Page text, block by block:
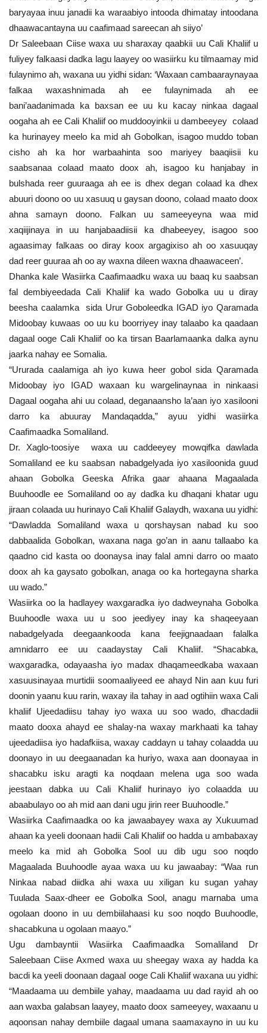
baryayaa inuu janadii ka waraabiyo intooda dhimatay intoodana
dhaawacantayna uu caafimaad sareecan ah siiyo’
Dr Saleebaan Ciise waxa uu sharaxay qaabkii uu Cali Khaliif u
fuliyey falkaasi dadka lagu laayey oo wasiirku ku tilmaamay mid
fulaynimo ah, waxana uu yidhi sidan: ‘Waxaan cambaaraynayaa
falkaa waxashnimada ah ee fulaynimada ah ee
bani’aadanimada ka baxsan ee uu ku kacay ninkaa dagaal
oogaha ah ee Cali Khaliif oo muddooyinkii u dambeeyey colaad
ka hurinayey meelo ka mid ah Gobolkan, isagoo muddo toban
cisho ah ka hor warbaahinta soo mariyey baaqiisii ku
saabsanaa colaad maato doox ah, isagoo ku hanjabay in
bulshada reer guuraaga ah ee is dhex degan colaad ka dhex
abuuri doono oo uu xasuuq u gaysan doono, colaad maato doox
ahna samayn doono. Falkan uu sameeyeyna waa mid
xaqiijinaya in uu hanjabaadiisii ka dhabeeyey, isagoo soo
agaasimay falkaas oo diray koox argagixiso ah oo xasuuqay
dad reer guuraa ah oo ay waxna dileen waxna dhaawaceen’.
Dhanka kale Wasiirka Caafimaadku waxa uu baaq ku saabsan
fal dembiyeedada Cali Khaliif ka wado Gobolka uu u diray
beesha caalamka sida Urur Goboleedka IGAD iyo Qaramada
Midoobay kuwaas oo uu ku boorriyey inay talaabo ka qaadaan
dagaal ooge Cali Khaliif oo ka tirsan Baarlamaanka dalka aynu
jaarka nahay ee Somalia.
“Ururada caalamiga ah iyo kuwa heer gobol sida Qaramada
Midoobay iyo IGAD waxaan ku wargelinaynaa in ninkaasi
Dagaal oogaha ahi uu colaad, deganaansho la’aan iyo xasilooni
darro ka abuuray Mandaqadda,” ayuu yidhi wasiirka
Caafimaadka Somaliland.
Dr. Xaglo-toosiye waxa uu caddeeyey mowqifka dawlada
Somaliland ee ku saabsan nabadgelyada iyo xasiloonida guud
ahaan Gobolka Geeska Afrika gaar ahaana Magaalada
Buuhoodle ee Somaliland oo ay dadka ku dhaqani khatar ugu
jiraan colaada uu hurinayo Cali Khaliif Galaydh, waxana uu yidhi:
“Dawladda Somaliland waxa u qorshaysan nabad ku soo
dabbaalida Gobolkan, waxana naga go’an in aanu tallaabo ka
qaadno cid kasta oo doonaysa inay falal amni darro oo maato
doox ah ka gaysato gobolkan, anaga oo ka hortegayna sharka
uu wado.”
Wasiirka oo la hadlayey waxgaradka iyo dadweynaha Gobolka
Buuhoodle waxa uu u soo jeediyey inay ka shaqeeyaan
nabadgelyada deegaankooda kana feejignaadaan falalka
amnidarro ee uu caadaystay Cali Khaliif. “Shacabka,
waxgaradka, odayaasha iyo madax dhaqameedkaba waxaan
xasuusinayaa murtidii soomaaliyeed ee ahayd Nin aan kuu furi
doonin yaanu kuu rarin, waxay ila tahay in aad ogtihiin waxa Cali
khaliif Ujeedadiisu tahay iyo waxa uu soo wado, dhacdadii
maato dooxa ahayd ee shalay-na waxay markhaati ka tahay
ujeedadiisa iyo hadafkiisa, waxay caddayn u tahay colaadda uu
doonayo in uu deegaanadan ka huriyo, waxa aan doonayaa in
shacabku isku aragti ka noqdaan melena uga soo wada
jeestaan dabka uu Cali Khaliif hurinayo iyo colaadda uu
abaabulayo oo ah mid aan dani ugu jirin reer Buuhoodle.”
Wasiirka Caafimaadka oo ka jawaabayey waxa ay Xukuumad
ahaan ka yeeli doonaan hadii Cali Khaliif oo hadda u ambabaxay
meelo ka mid ah Gobolka Sool uu dib ugu soo noqdo
Magaalada Buuhoodle ayaa waxa uu ku jawaabay: “Waa run
Ninkaa nabad diidka ahi waxa uu xiligan ku sugan yahay
Tuulada Saax-dheer ee Gobolka Sool, anagu marnaba uma
ogolaan doono in uu dembiilahaasi ku soo noqdo Buuhoodle,
shacabkuna u ogolaan maayo.”
Ugu dambayntii Wasiirka Caafimaadka Somaliland Dr
Saleebaan Ciise Axmed waxa uu sheegay waxa ay hadda ka
bacdi ka yeeli doonaan dagaal ooge Cali Khaliif waxana uu yidhi:
“Maadaama uu dembiile yahay, maadaama uu dad rayid ah oo
aan waxba galabsan laayey, maato doox sameeyey, waxaanu u
aqoonsan nahay dembiile dagaal umana saamaxayno in uu ku